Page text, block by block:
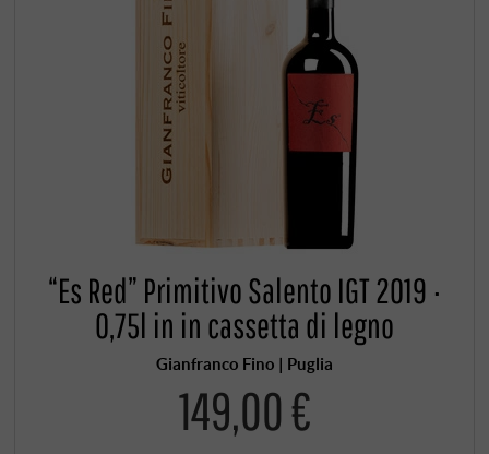
“Es Red” Primitivo Salento IGT 2019 ·
0,75l in in cassetta di legno
Gianfranco Fino | Puglia
149,00 €